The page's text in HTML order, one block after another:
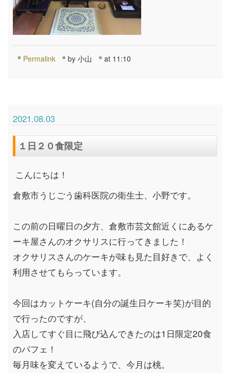
Permalink by 小山 at 11:10
2021.08.03
１日２０食限定
こんにちは！
倉敷市うじごう歯科医院の衛生士、小野です。
この前の日曜日の夕方、倉敷市芸文館近くにあるケ
ーキ屋さんのオクサリスに行ってきました！
オクサリスさんのケーキが味も見た目好きで、よく
利用させてもらっています。
今回はカットケーキ(自分の誕生日ケーキ笑)が目的
で行ったのですが、
入店してすぐ目に飛び込んできたのは1 日限定20食
のパフェ！
毎月味を変えているようで、今月は桃。